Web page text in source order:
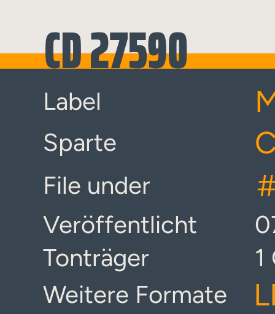
CD 27590
Label
Sparte
File under
Veröffentlicht
Tonträger
1
Weitere Formate